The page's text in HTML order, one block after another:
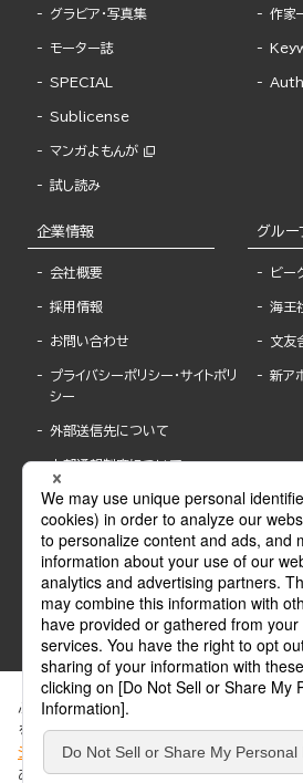
グラビア・写真集
モーター誌
SPECIAL
Sublicense
マンガよもんが
試し読み
作家
企業情報
会社概要
採用情報
お問い合わせ
プライバシーポリシー・サイトポリ
シー
外部送信先について
内部通報制度について
グルー
ビー
海王
文友
新ア
ABJマークは、この電子書店・電子書籍配信サービスが
ぶんか社が運営するサイトでは、利便性向
を使用しています。 当社のCookieについて
シー
」をご覧ください。当サイトでは、訪問
ありません。